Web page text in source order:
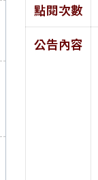
點閱次數
公告內容